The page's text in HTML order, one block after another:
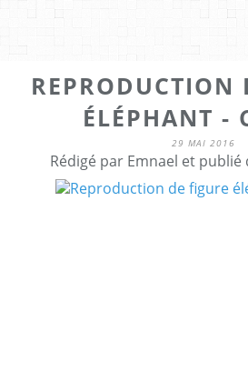
REPRODUCTION
ÉLÉPHANT -
29 MAI 2016
Rédigé par Emnael et